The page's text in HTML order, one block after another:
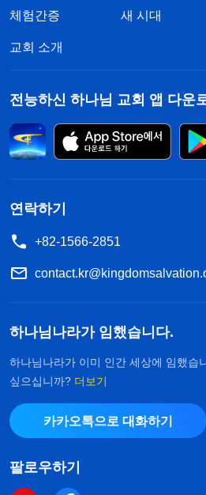
구하고 선뜻 하나님을 떠나지
… 복은 하루 이틀에 얻을 수
얻기 위해서는 많은 대가를 치
연단받은 사랑과 크나큰믿음,
한 수많은 진리를 갖추어야
굽히거나 흔들리지 말고, 죽
을 사랑하는 마음을 가져야 할
다. 또한, 하나님의 모든 지배
가 마땅히 도달해야 하는 것으
적인 목적이며, 이 사람들에
다.』(＜말씀ㆍ1권 하나님의 현
역이 사람의 상상처럼 그렇게 간단
말씀은 오늘의 고통을 마땅히
제게 일깨워 주었습니다. 무신
국과 같은 나라에서 하나님을
체험간증 새 시대
교회 소개
전능하신 하나님 교회 앱 다운
연락하기
+82-1566-2851
하나님나라가 임했습니다.
하나님나라가 이미 인간 세상에 임했습
싶으십니까? 더보기
카카오톡으로 대화하기
팔로우하기